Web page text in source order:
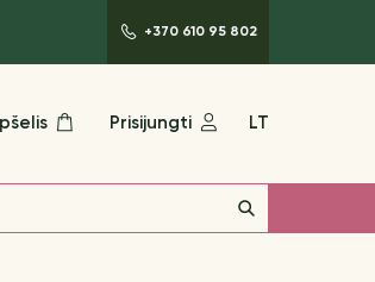
+370 610 95 802
Prisijungti LT